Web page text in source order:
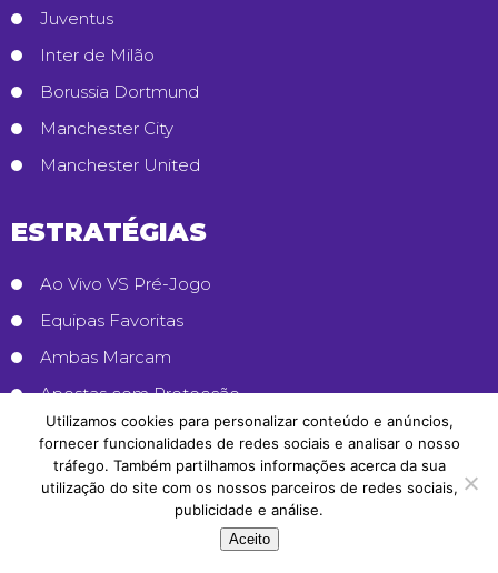
Juventus
Inter de Milão
Borussia Dortmund
Manchester City
Manchester United
ESTRATÉGIAS
Ao Vivo VS Pré-Jogo
Equipas Favoritas
Ambas Marcam
Apostas com Protecção
INFORMAÇÕES
Utilizamos cookies para personalizar conteúdo e anúncios,
fornecer funcionalidades de redes sociais e analisar o nosso
tráfego. Também partilhamos informações acerca da sua
utilização do site com os nossos parceiros de redes sociais,
publicidade e análise.
Aceito